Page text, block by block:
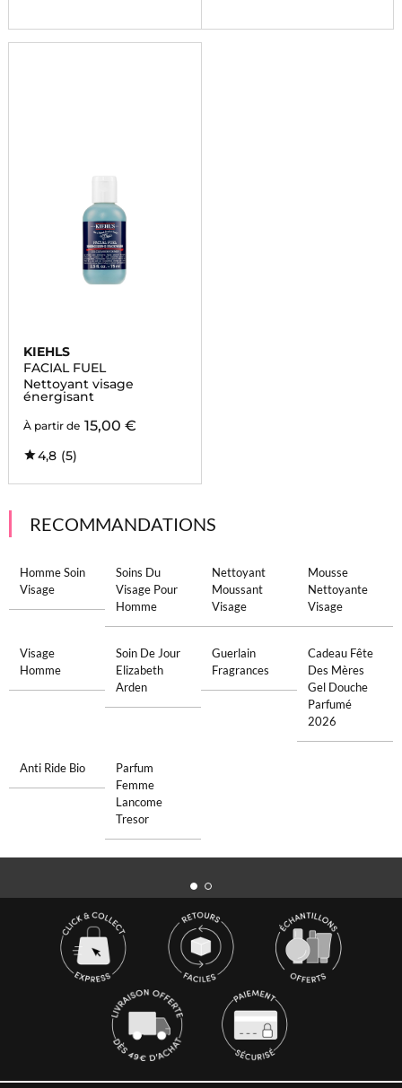
KIEHLS
FACIAL FUEL
Nettoyant visage
énergisant
À partir de 15,00 €
4,8 (5)
RECOMMANDATIONS
Homme Soin
Visage
Soins Du
Visage Pour
Homme
Nettoyant
Moussant
Visage
Mousse
Nettoyante
Visage
Visage
Homme
Soin De Jour
Elizabeth
Arden
Guerlain
Fragrances
Cadeau Fête
Des Mères
Gel Douche
Parfumé
2026
Anti Ride Bio
Parfum
Femme
Lancome
Tresor